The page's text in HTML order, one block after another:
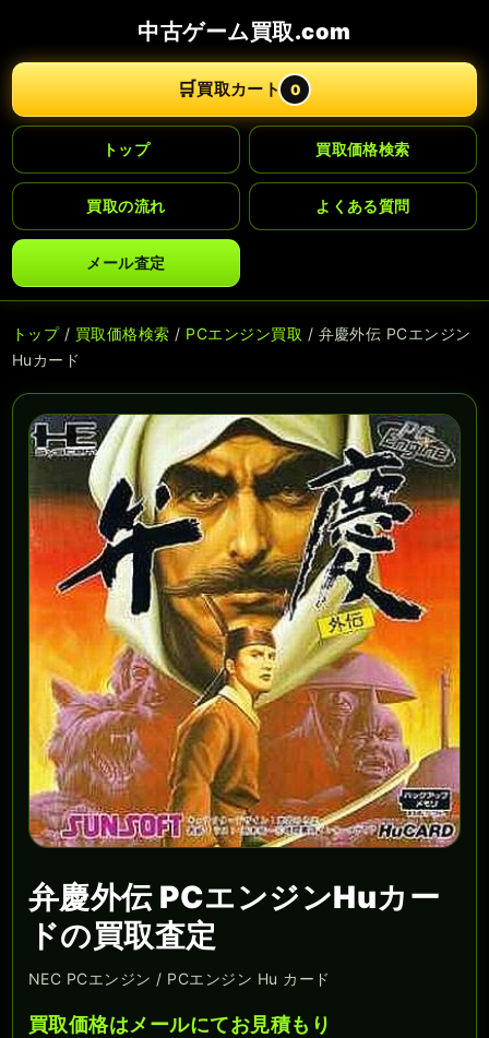
中古ゲーム買取.com
🛒買取カート 0
トップ 買取価格検索
買取の流れ よくある質問
メール査定
トップ/ 買取価格検索 / PCエンジン買取 / 弁慶外伝 PCエンジン
Huカード
弁慶外伝 PCエンジンHuカー
ドの買取査定
NEC PCエンジン / PCエンジン Hu カード
買取価格はメールにてお見積もり